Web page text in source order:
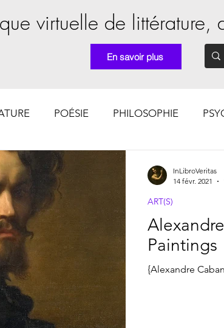
virtuelle de littérature,
En savoir plus
POÉSIE PHILOSOPHIE
CHOSES VUES (Photographies)
Paintings
{Alexandre
ART(S)
InLibroVeritas
14 févr. 2021